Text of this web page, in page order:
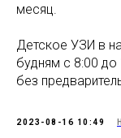
месяц.
Детское УЗИ в
будням с 8:00
без
2023-08-16 10:49